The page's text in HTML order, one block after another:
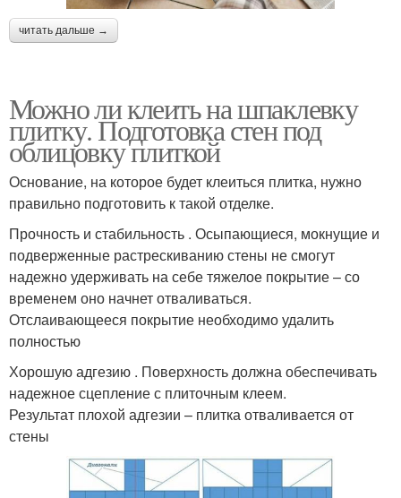
читать дальше →
Можно ли клеить на шпаклевку
плитку. Подготовка стен под
облицовку плиткой
Основание, на которое будет клеиться плитка, нужно
правильно подготовить к такой отделке.
Прочность и стабильность . Осыпающиеся, мокнущие и
подверженные растрескиванию стены не смогут
надежно удерживать на себе тяжелое покрытие – со
временем оно начнет отваливаться.
Отслаивающееся покрытие необходимо удалить
полностью
Хорошую адгезию . Поверхность должна обеспечивать
надежное сцепление с плиточным клеем.
Результат плохой адгезии – плитка отваливается от
стены